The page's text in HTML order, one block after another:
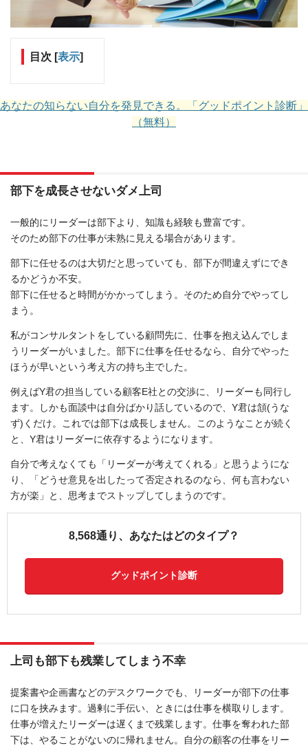
目次 [表示]
あなたの知らない自分を発見できる。「グッドポイント診断」
（無料）
部下を成長させないダメ上司
一般的にリーダーは部下より、知識も経験も豊富です。
そのため部下の仕事が未熟に見える場合があります。
部下に任せるのは大切だと思っていても、部下が間違えずにでき
るかどうか不安。
部下に任せると時間がかかってしまう。そのため自分でやってし
まう。
私がコンサルタントをしている顧問先に、仕事を抱え込んでしま
うリーダーがいました。部下に仕事を任せるなら、自分でやった
ほうが早いという考え方の持ち主でした。
例えばY君の担当している顧客E社との交渉に、リーダーも同行し
ます。しかも面談中は自分ばかり話しているので、Y君は頷(うな
ず)くだけ。これでは部下は成長しません。このようなことが続く
と、Y君はリーダーに依存するようになります。
自分で考えなくても「リーダーが考えてくれる」と思うようにな
り、「どうせ意見を出したって否定されるのなら、何も言わない
方が楽」と、思考までストップしてしまうのです。
8,568通り、あなたはどのタイプ？
グッドポイント診断
上司も部下も残業してしまう不幸
提案書や企画書などのデスクワークでも、リーダーが部下の仕事
に口を挟みます。過剰に手伝い、ときには仕事を横取りします。
仕事が増えたリーダーは遅くまで残業します。仕事を奪われた部
下は、やることがないのに帰れません。自分の顧客の仕事をリー